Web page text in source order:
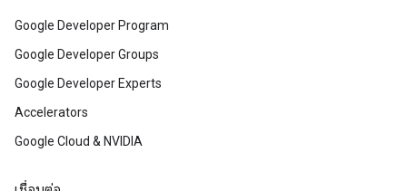
Google Developer Program
Google Developer Groups
Google Developer Experts
Accelerators
Google Cloud & NVIDIA